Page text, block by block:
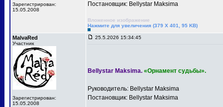
Зарегистрирован:
15.05.2008
Постановщик: Bellystar Maksima
Вложенное изображение
Нажмите для увеличения (379 X 401, 95 KB)
MalvaRed
Участник
Зарегистрирован:
15.05.2008
25.5.2026 15:34:45
Bellystar Maksima. «Орнамент судьбы».
Руководитель: Bellystar Maksima
Постановщик: Bellystar Maksima